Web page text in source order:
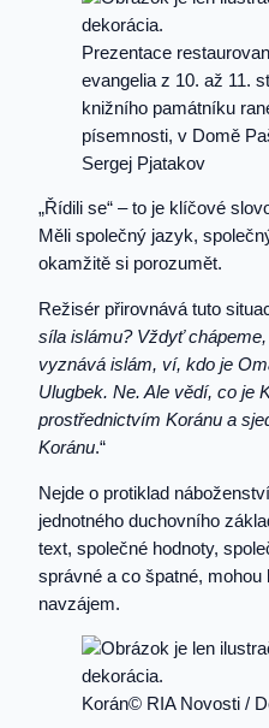
Prezentace
evangelia z 10. až 11.
knižního památníku
písemnosti, v Domě
Sergej Pjatakov
„Řídili se“ – to je klíčové
Měli společný jazyk,
okamžitě si porozumět.
Režisér přirovnává tuto
síla islámu? Vždyť
vyznává islám, ví, kdo je
Ulugbek. Ne. Ale vědí, co je
prostřednictvím Koránu a
Koránu.“
Nejde o protiklad
jednotného duchovního
text, společné hodnoty,
správné a co špatné,
navzájem.
Korán© RIA Novosti /